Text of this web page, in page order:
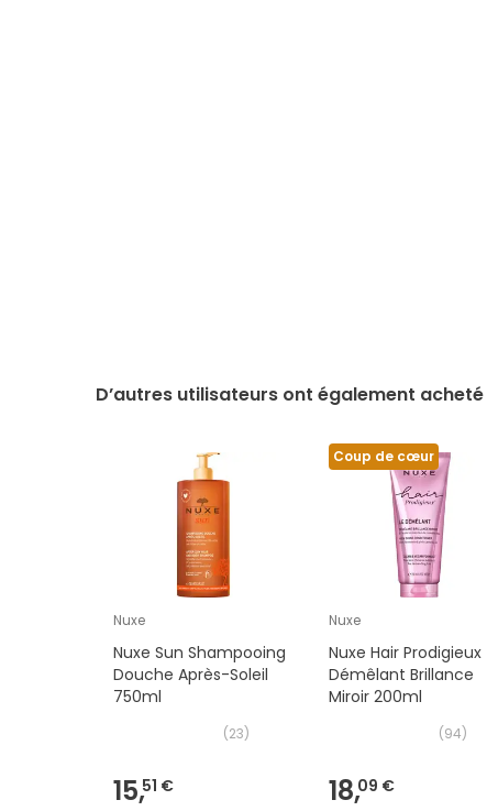
D’autres utilisateurs ont également acheté
Nuxe
Nuxe Sun Shampooing
Douche Après-Soleil
750ml
(23)
15,51 €
Coup de cœur
Nuxe
Nuxe Hair Prodigieux
Démêlant Brillance
Miroir 200ml
(94)
18,09 €